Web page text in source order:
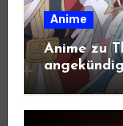
Anime
Anime zu